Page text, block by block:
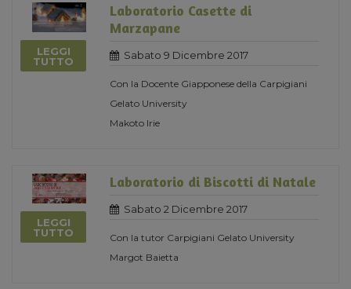
LEGGI
TUTTO
Laboratorio Casette di
Marzapane
Sabato 9 Dicembre 2017
Con la Docente Giapponese della Carpigiani
Gelato University
Makoto Irie
LEGGI
TUTTO
Laboratorio di Biscotti di Natale
Sabato 2 Dicembre 2017
Con la tutor Carpigiani Gelato University
Margot Baietta